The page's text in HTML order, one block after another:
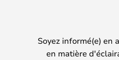
Soyez informé(e) en
en matière